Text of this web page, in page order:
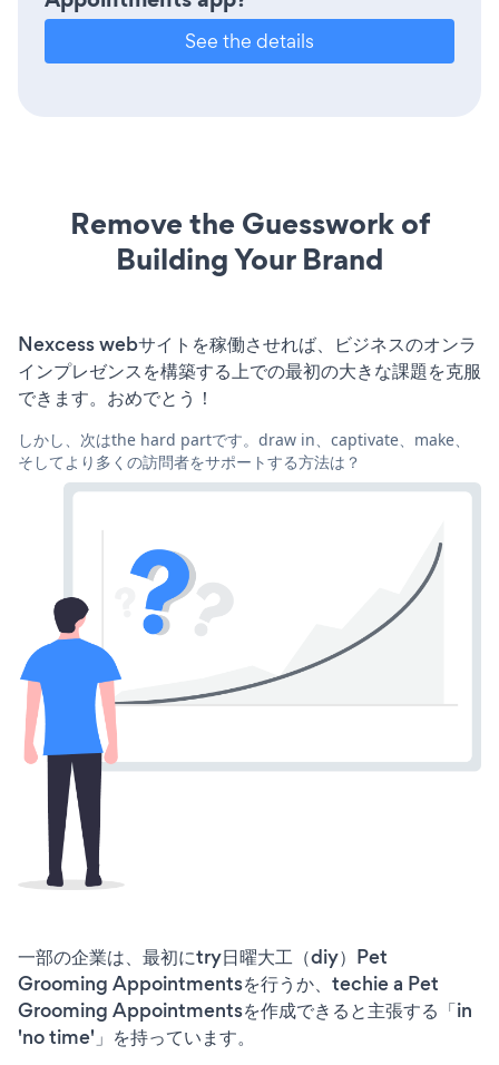
See the details
Remove the Guesswork of
Building Your Brand
Nexcess webサイトを稼働させれば、ビジネスのオンラ
インプレゼンスを構築する上での最初の大きな課題を克服
できます。おめでとう！
しかし、次はthe hard partです。draw in、captivate、make、
そしてより多くの訪問者をサポートする方法は？
一部の企業は、最初にtry日曜大工（diy）Pet
Grooming Appointmentsを行うか、techie a Pet
Grooming Appointmentsを作成できると主張する「in
'no time'」を持っています。